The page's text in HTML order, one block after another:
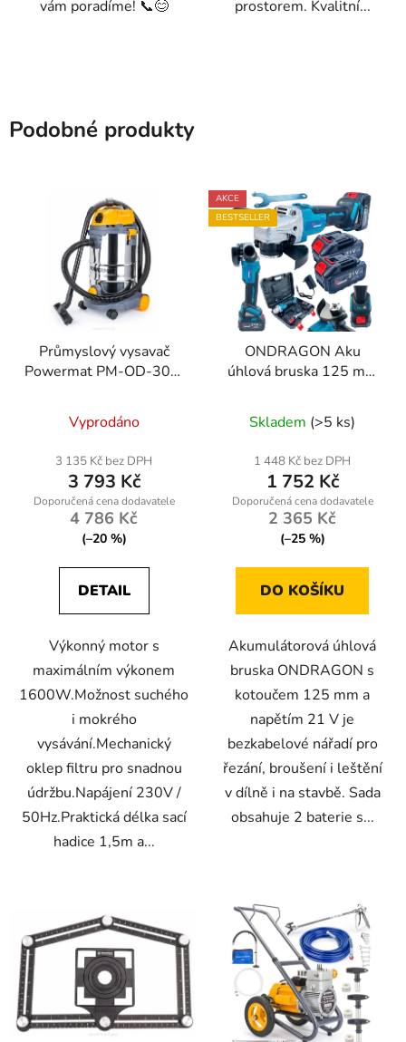
vám poradíme! 📞😊 prostorem. Kvalitní...
Podobné produkty
Průmyslový vysavač
Powermat PM-OD-30M
suché/mokré s
mechanickým oklepem
Vyprodáno
3 135 Kč bez DPH
3 793 Kč
4 786 Kč
(–20 %)
DETAIL
Výkonný motor s
maximálním výkonem
1600W.Možnost suchého
i mokrého
vysávání.Mechanický
oklep filtru pro snadnou
údržbu.Napájení 230V /
50Hz.Praktická délka sací
hadice 1,5m a...
AKCE
BESTSELLER
ONDRAGON Aku
úhlová bruska 125 mm
3 stupně otáček
hodnocení
produktu
je
5,0
z
hvězdiček.
Skladem (>5 ks)
1 448 Kč bez DPH
1 752 Kč
2 365 Kč
(–25 %)
DO KOŠÍKU
Akumulátorová úhlová
bruska ONDRAGON s
kotoučem 125 mm a
napětím 21 V je
bezkabelové nářadí pro
řezání, broušení i leštění
v dílně i na stavbě. Sada
obsahuje 2 baterie s...